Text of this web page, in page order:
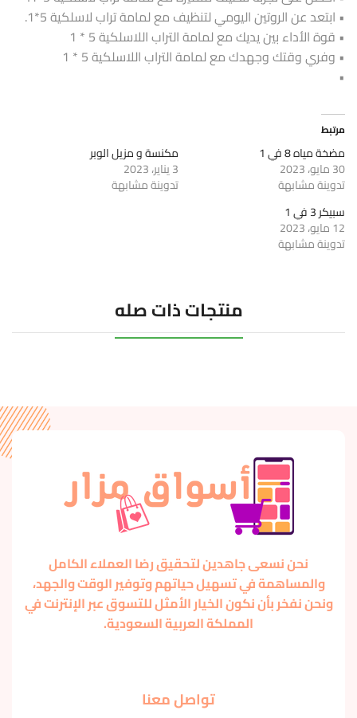
• ابتعد عن الروتين اليومي لتنظيف مع لمامة تراب لاسلكية 5*1.
• قوة الأداء بين يديك مع لمامة التراب اللاسلكية 5 * 1
• وفري وقتك وجهدك مع لمامة التراب اللاسلكية 5 * 1
•
مرتبط
مضخة مياه 8 في 1
30 مايو، 2023
تدوينة مشابهة
مكنسة و مزيل الوبر
3 يناير، 2023
تدوينة مشابهة
سبيكر 3 في 1
12 مايو، 2023
تدوينة مشابهة
منتجات ذات صله
نحن نسعى جاهدين لتحقيق رضا العملاء الكامل
والمساهمة في تسهيل حياتهم وتوفير الوقت والجهد،
ونحن نفخر بأن نكون الخيار الأمثل للتسوق عبر الإنترنت في
المملكة العربية السعودية.
تواصل معنا